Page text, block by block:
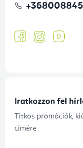
Iratkozzon fel
Titkos promóciók,
címére